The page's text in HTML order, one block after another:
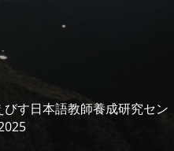
す日本語教師養成研究セン